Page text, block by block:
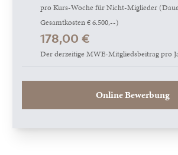
pro Kurs-Woche für Nicht-Miglieder
Gesamtkosten € 6.500,--)
178,00 €
Der derzeitige MWE-Mitgliedsbeitrag pro
Online Bewerbung